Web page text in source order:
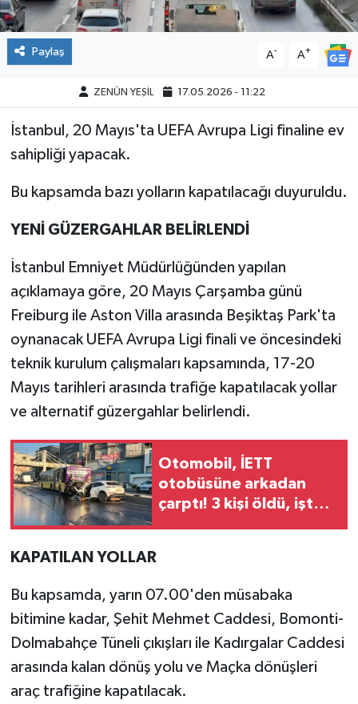
Paylaş A- A+
ZENÜN YEŞİL 17.05.2026 - 11:22
İstanbul, 20 Mayıs'ta UEFA Avrupa Ligi finaline ev
sahipliği yapacak.
Bu kapsamda bazı yolların kapatılacağı duyuruldu.
YENİ GÜZERGAHLAR BELİRLENDİ
İstanbul Emniyet Müdürlüğünden yapılan
açıklamaya göre, 20 Mayıs Çarşamba günü
Freiburg ile Aston Villa arasında Beşiktaş Park'ta
oynanacak UEFA Avrupa Ligi finali ve öncesindeki
teknik kurulum çalışmaları kapsamında, 17-20
Mayıs tarihleri arasında trafiğe kapatılacak yollar
ve alternatif güzergahlar belirlendi.
Otomobil, İETT
otobüsüne arkadan
çarptı! 3 kişi öldü, işte
KAPATILAN YOLLAR
Bu kapsamda, yarın 07.00'den müsabaka
bitimine kadar, Şehit Mehmet Caddesi, Bomonti-
Dolmabahçe Tüneli çıkışları ile Kadırgalar Caddesi
arasında kalan dönüş yolu ve Maçka dönüşleri
araç trafiğine kapatılacak.